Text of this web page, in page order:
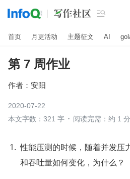

首页 月更活动 主题征文 AI
第 7 周作业
作者： 安阳
2020-07-22
本文字数：321 字
阅读完需：约 1
性能压测的时候，随着并发压
和吞吐量如何变化，为什么？